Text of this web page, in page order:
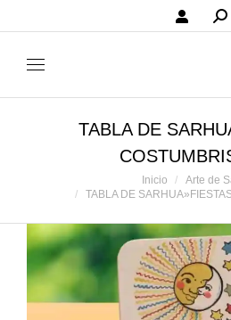
TABLA DE
Inicio
Arte de
TABLA DE